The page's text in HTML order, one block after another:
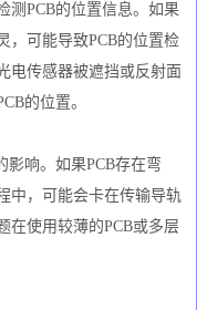
测PCB的位置信息。如果
，可能导致PCB的位置检
电传感器被遮挡或反射面
的位置。
影响。如果PCB存在弯
中，可能会卡在传输导轨
在使用较薄的PCB或多层